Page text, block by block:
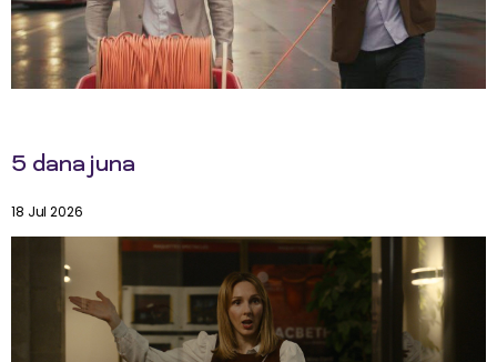
5 dana juna
18 Jul 2026